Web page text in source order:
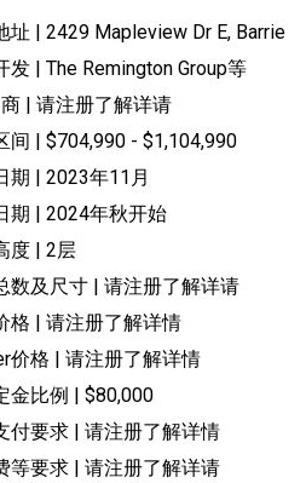
址 | 2429 Mapleview Dr E, Barrie
发 | The Remington Group等
| 请注册了解详请
间 | $704,990 - $1,104,990
期 | 2023年11月
期 | 2024年秋开始
度 | 2层
数及尺寸 | 请注册了解详请
格 | 请注册了解详情
价格 | 请注册了解详情
金比例 | $80,000
付要求 | 请注册了解详情
等要求 | 请注册了解详请